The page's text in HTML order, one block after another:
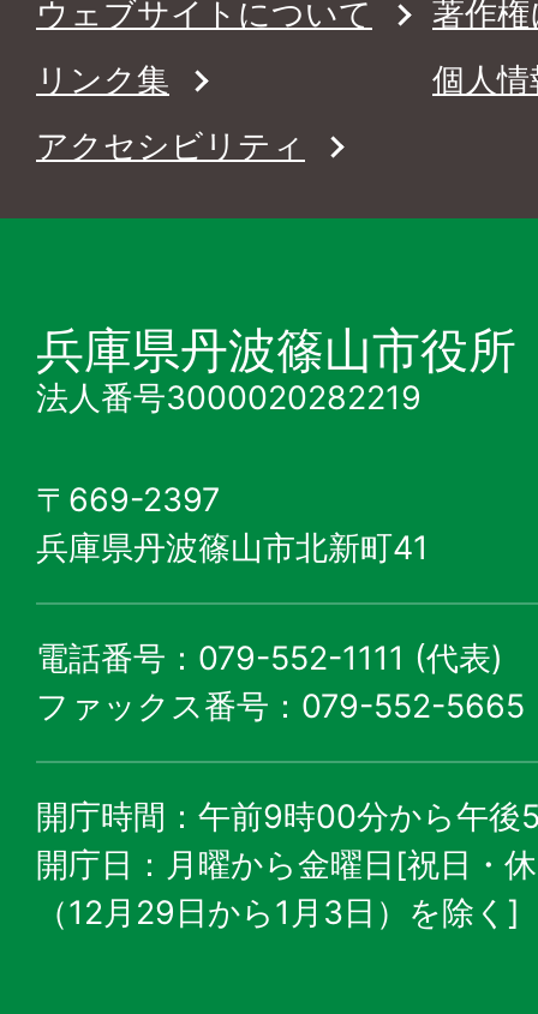
ウェブサイトについて
著作
リンク集
個人
アクセシビリティ
兵庫県丹波篠山市役所
法人番号3000020282219
〒669-2397
兵庫県丹波篠山市北新町41
電話番号：079-552-1111 (代表)
ファックス番号：079-552-5665
開庁時間：午前9時00分から午後
開庁日：月曜から金曜日[祝日・
（12月29日から1月3日）を除く]